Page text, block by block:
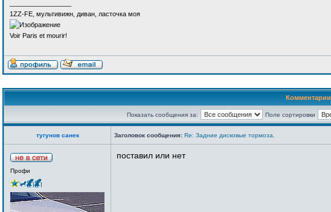
1ZZ-FE, мультивижн, диван, ласточка моя
Voir Paris et mourir!
Комментарии
Показать сообщения за: Поле сортировки
тугунов санек Заголовок сообщения: Re: Задние дисковые тормоза.
Профи
поставил или нет